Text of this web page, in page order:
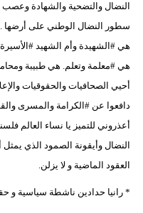
النضال والتضحية والشهادة
سطور النضال الوطني على أرضها
هي #الشهيدة وأم الشهيد #الأسيرة
هي #معلمة وتعلم. هي طبيبة
أحيي الصحافيات والحقوقيات
دافعوا عن #الكرامة والمسرى
أعذروني للتميز يا نساء العالم
النضال وأيقونة الصمود الذي يمثل
العقود الماضية و لا يزلن.
* رانيا حدادين ناشطة سياسية و